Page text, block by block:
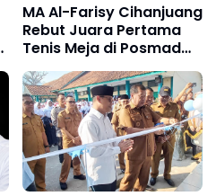
MA Al-Farisy Cihanjuang
Rebut Juara Pertama
Tenis Meja di Posmad
2026 Kota Cimahi